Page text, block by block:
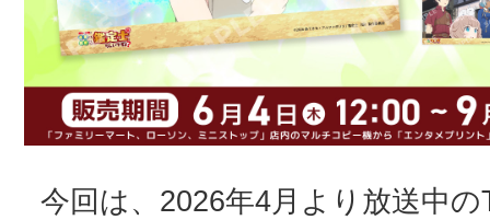
今回は、2026年4月より放送中